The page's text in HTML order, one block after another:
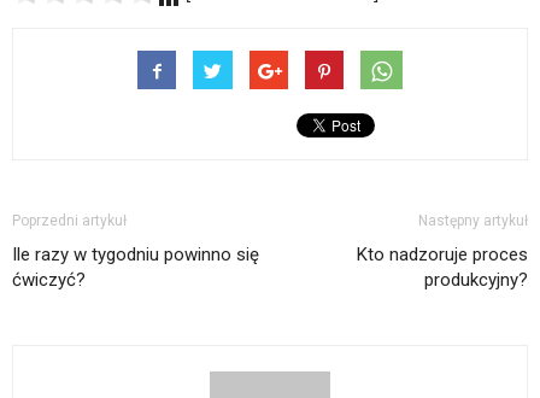
Poprzedni artykuł
Ile razy w tygodniu powinno się
ćwiczyć?
Następny artykuł
Kto nadzoruje proces
produkcyjny?